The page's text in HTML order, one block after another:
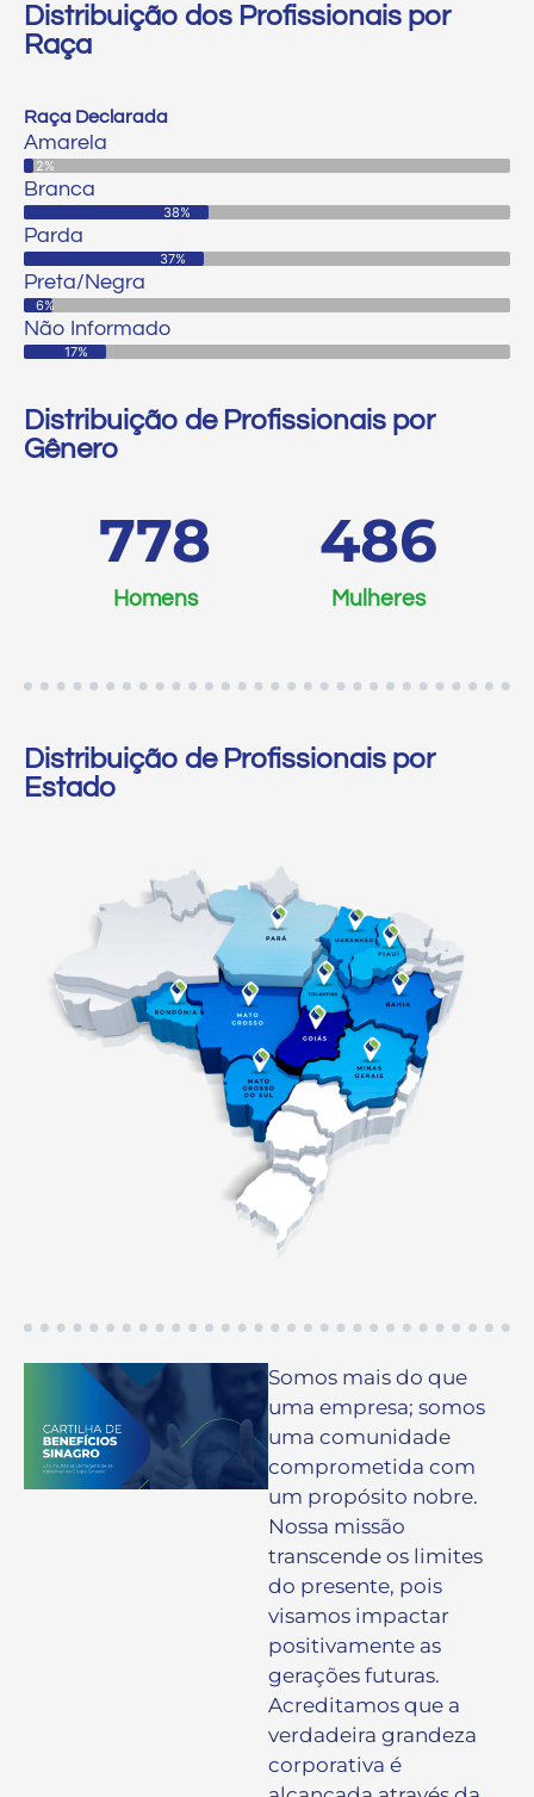
Distribuição dos Profissionais por
Raça
Raça Declarada
Amarela
Amarela
2%
Branca
38%
Parda
37%
Preta/Negra
6%
Não Informado
17%
Distribuição de Profissionais por
Gênero
Homens
778
Mulheres
486
Distribuição de Profissionais por
Estado
Somos mais do que
uma empresa; somos
uma comunidade
comprometida com
um propósito nobre.
Nossa missão
transcende os limites
do presente, pois
visamos impactar
positivamente as
gerações futuras.
Acreditamos que a
verdadeira grandeza
corporativa é